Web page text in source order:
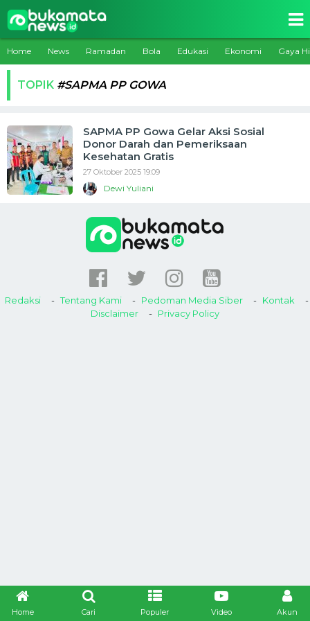
Home Cari Populer Video Akun
Home News Ramadan Bola Edukasi Ekonomi Gaya
TOPIK #SAPMA PP GOWA
SAPMA PP Gowa Gelar Aksi Sosial
Donor Darah dan Pemeriksaan
Kesehatan Gratis
27 Oktober 2025 19:09
Dewi Yuliani
Redaksi Tentang Kami Pedoman Media Siber
Kontak
Disclaimer
Privacy Policy